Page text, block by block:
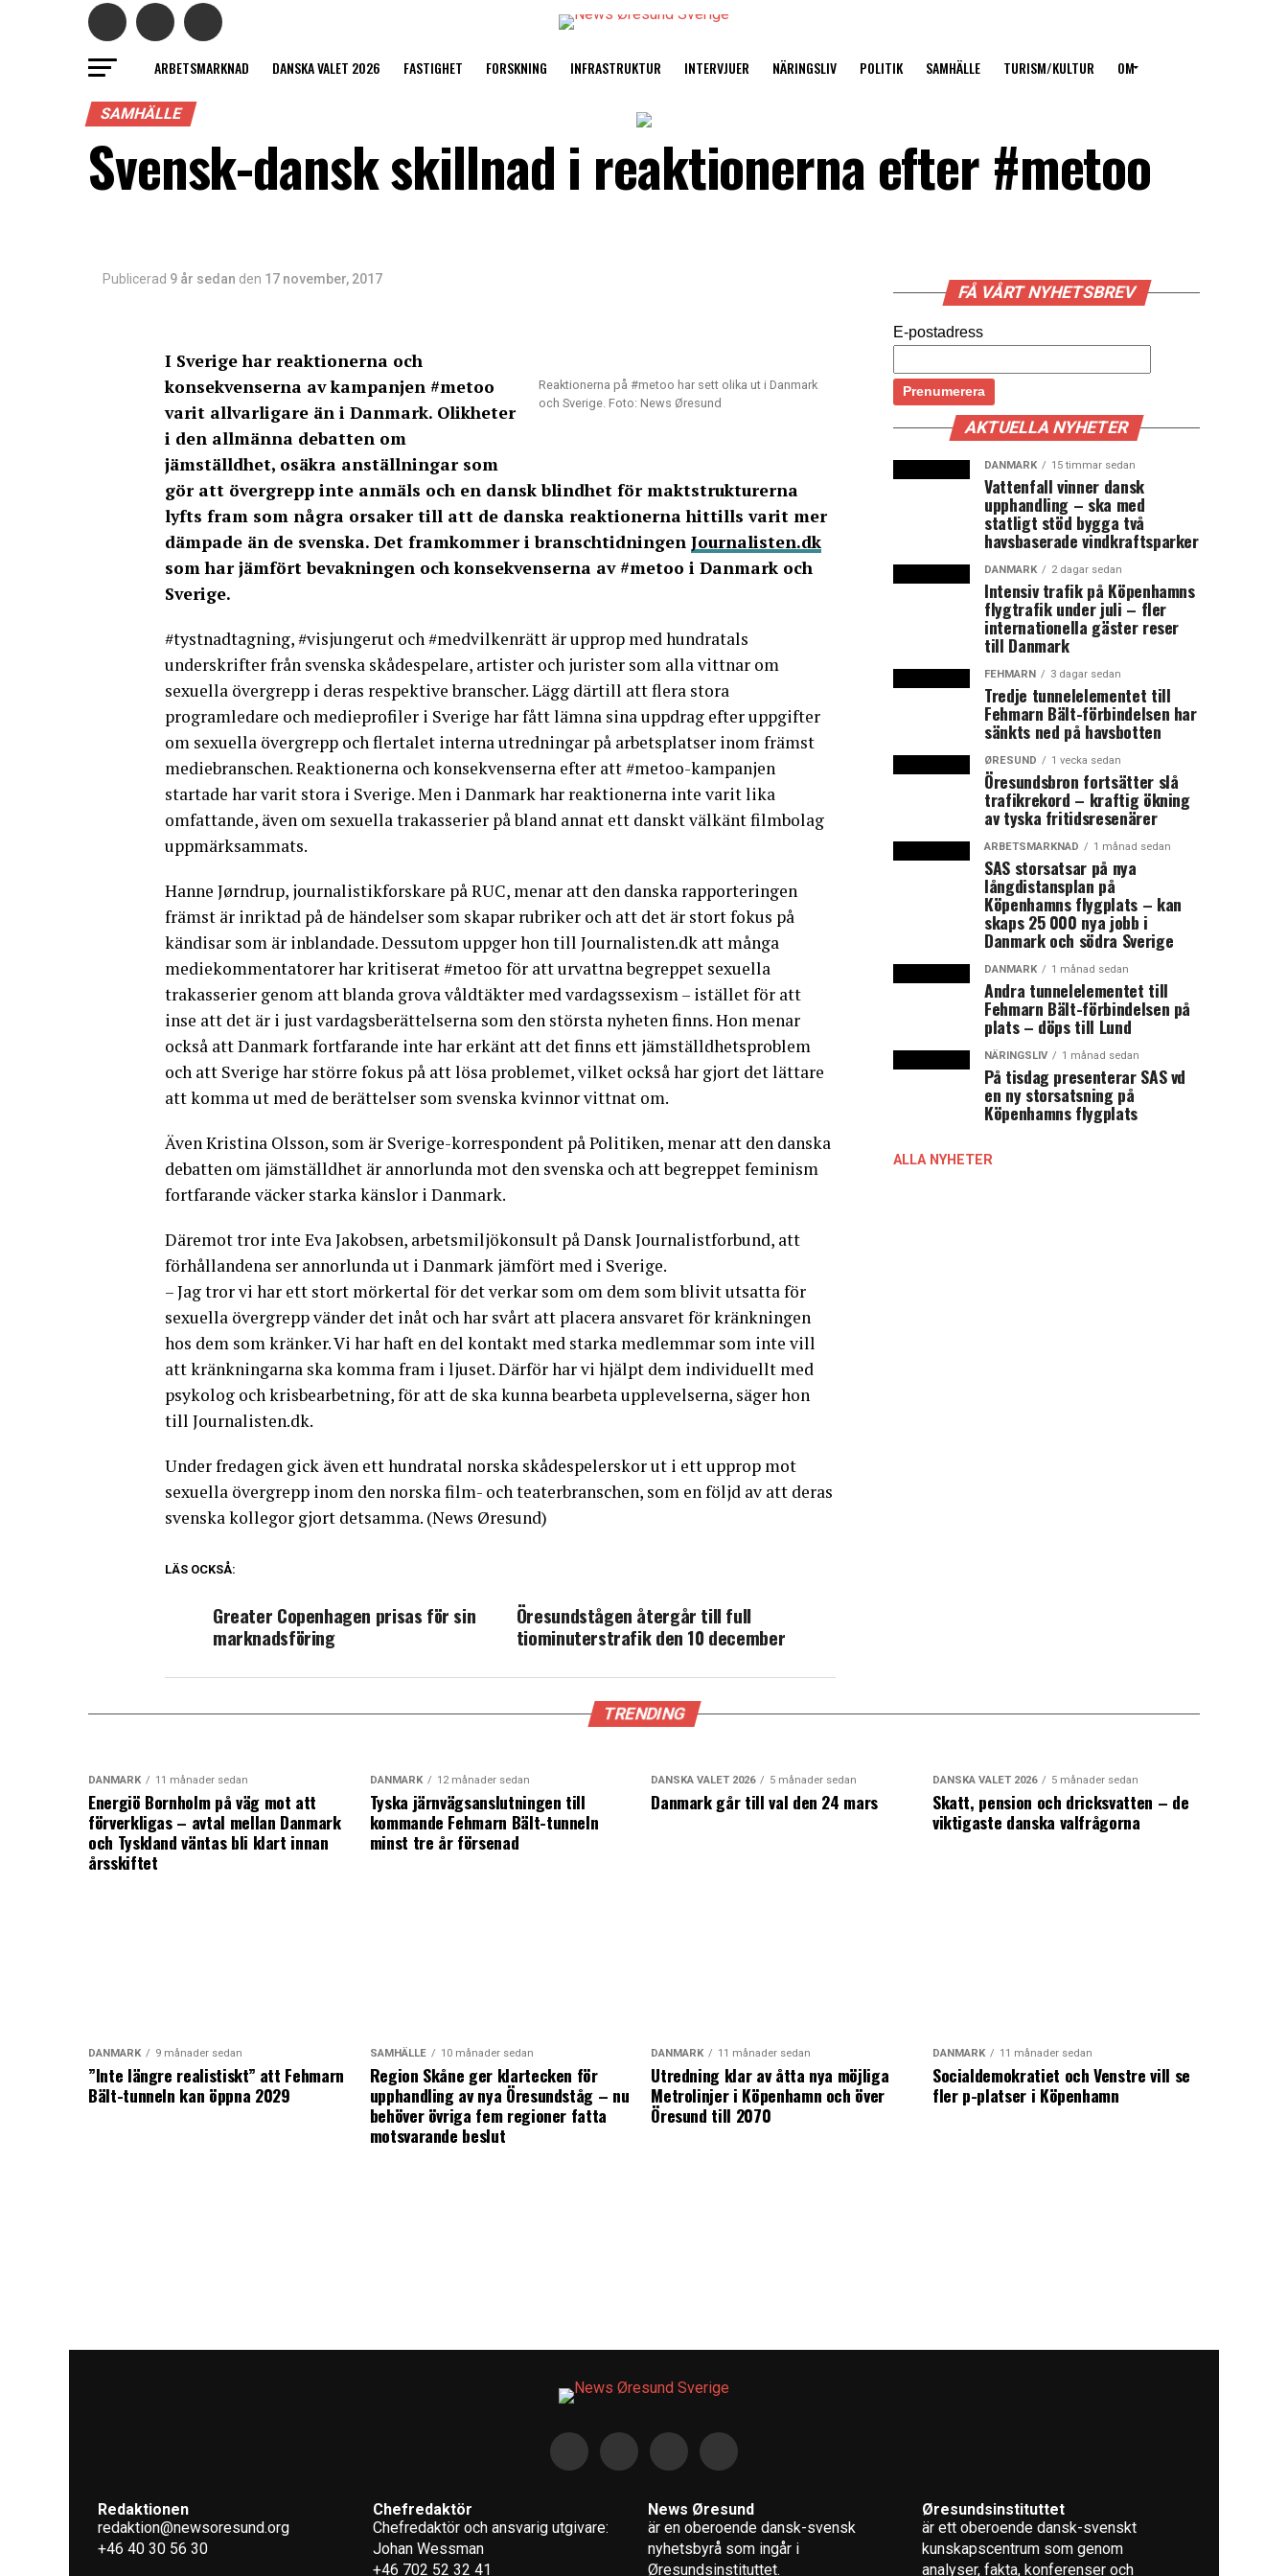
ARBETSMARKNAD DANSKA VALET 2026 FASTIGHET FORSKNING INFRASTRUKTUR INTERVJUER NÄRINGSLIV POLITIK SAMHÄLLE TURISM/KULTUR OM
SAMHÄLLE
Svensk-dansk skillnad i reaktionerna efter #metoo
Publicerad 9 år sedan den 17 november, 2017
Reaktionerna på #metoo har sett olika ut i Danmark
och Sverige. Foto: News Øresund
I Sverige har reaktionerna och
konsekvenserna av kampanjen #metoo
varit allvarligare än i Danmark. Olikheter
i den allmänna debatten om
jämställdhet, osäkra anställningar som
gör att övergrepp inte anmäls och en dansk blindhet för maktstrukturerna
lyfts fram som några orsaker till att de danska reaktionerna hittills varit mer
dämpade än de svenska. Det framkommer i branschtidningen Journalisten.dk
som har jämfört bevakningen och konsekvenserna av #metoo i Danmark och
Sverige.
#tystnadtagning, #visjungerut och #medvilkenrätt är upprop med hundratals
underskrifter från svenska skådespelare, artister och jurister som alla vittnar om
sexuella övergrepp i deras respektive branscher. Lägg därtill att flera stora
programledare och medieprofiler i Sverige har fått lämna sina uppdrag efter uppgifter
om sexuella övergrepp och flertalet interna utredningar på arbetsplatser inom främst
mediebranschen. Reaktionerna och konsekvenserna efter att #metoo-kampanjen
startade har varit stora i Sverige. Men i Danmark har reaktionerna inte varit lika
omfattande, även om sexuella trakasserier på bland annat ett danskt välkänt filmbolag
uppmärksammats.
Hanne Jørndrup, journalistikforskare på RUC, menar att den danska rapporteringen
främst är inriktad på de händelser som skapar rubriker och att det är stort fokus på
kändisar som är inblandade. Dessutom uppger hon till Journalisten.dk att många
mediekommentatorer har kritiserat #metoo för att urvattna begreppet sexuella
trakasserier genom att blanda grova våldtäkter med vardagssexism – istället för att
inse att det är i just vardagsberättelserna som den största nyheten finns. Hon menar
också att Danmark fortfarande inte har erkänt att det finns ett jämställdhetsproblem
och att Sverige har större fokus på att lösa problemet, vilket också har gjort det lättare
att komma ut med de berättelser som svenska kvinnor vittnat om.
Även Kristina Olsson, som är Sverige-korrespondent på Politiken, menar att den danska
debatten om jämställdhet är annorlunda mot den svenska och att begreppet feminism
fortfarande väcker starka känslor i Danmark.
Däremot tror inte Eva Jakobsen, arbetsmiljökonsult på Dansk Journalistforbund, att
förhållandena ser annorlunda ut i Danmark jämfört med i Sverige.
– Jag tror vi har ett stort mörkertal för det verkar som om dem som blivit utsatta för
sexuella övergrepp vänder det inåt och har svårt att placera ansvaret för kränkningen
hos dem som kränker. Vi har haft en del kontakt med starka medlemmar som inte vill
att kränkningarna ska komma fram i ljuset. Därför har vi hjälpt dem individuellt med
psykolog och krisbearbetning, för att de ska kunna bearbeta upplevelserna, säger hon
till Journalisten.dk.
Under fredagen gick även ett hundratal norska skådespelerskor ut i ett upprop mot
sexuella övergrepp inom den norska film- och teaterbranschen, som en följd av att deras
svenska kollegor gjort detsamma. (News Øresund)
LÄS OCKSÅ:
Öresundstågen återgår till full
tiominuterstrafik den 10 december
Greater Copenhagen prisas för sin
marknadsföring
FÅ VÅRT NYHETSBREV
E-postadress
AKTUELLA NYHETER
DANMARK 15 timmar sedan
Vattenfall vinner dansk
upphandling – ska med
statligt stöd bygga två
havsbaserade vindkraftsparker
DANMARK 2 dagar sedan
Intensiv trafik på Köpenhamns
flygtrafik under juli – fler
internationella gäster reser
till Danmark
FEHMARN 3 dagar sedan
Tredje tunnelelementet till
Fehmarn Bält-förbindelsen har
sänkts ned på havsbotten
ØRESUND 1 vecka sedan
Öresundsbron fortsätter slå
trafikrekord – kraftig ökning
av tyska fritidsresenärer
ARBETSMARKNAD 1 månad sedan
SAS storsatsar på nya
långdistansplan på
Köpenhamns flygplats – kan
skaps 25 000 nya jobb i
Danmark och södra Sverige
DANMARK 1 månad sedan
Andra tunnelelementet till
Fehmarn Bält-förbindelsen på
plats – döps till Lund
NÄRINGSLIV 1 månad sedan
På tisdag presenterar SAS vd
en ny storsatsning på
Köpenhamns flygplats
ALLA NYHETER
TRENDING
DANMARK 11 månader sedan
Energiö Bornholm på väg mot att
förverkligas – avtal mellan Danmark
och Tyskland väntas bli klart innan
årsskiftet
DANMARK 12 månader sedan
Tyska järnvägsanslutningen till
kommande Fehmarn Bält-tunneln
minst tre år försenad
DANSKA VALET 2026 5 månader sedan
Danmark går till val den 24 mars
DANSKA VALET 2026 5 månader sedan
Skatt, pension och dricksvatten – de
viktigaste danska valfrågorna
DANMARK 9 månader sedan
”Inte längre realistiskt” att Fehmarn
Bält-tunneln kan öppna 2029
SAMHÄLLE 10 månader sedan
Region Skåne ger klartecken för
upphandling av nya Öresundståg – nu
behöver övriga fem regioner fatta
motsvarande beslut
DANMARK 11 månader sedan
Utredning klar av åtta nya möjliga
Metrolinjer i Köpenhamn och över
Öresund till 2070
DANMARK 11 månader sedan
Socialdemokratiet och Venstre vill se
fler p-platser i Köpenhamn
Redaktionen
redaktion@newsoresund.org
+46 40 30 56 30
Chefredaktör
Chefredaktör och ansvarig utgivare:
Johan Wessman
+46 702 52 32 41
News Øresund
är en oberoende dansk-svensk
nyhets­byrå som ingår i
Øresundsinstituttet.
Øresundsinstituttet
är ett oberoende dansk-svenskt
kunskapscentrum som genom
analyser, fakta, konferenser och